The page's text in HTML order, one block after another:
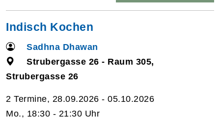
Indisch Kochen
Sadhna Dhawan
Strubergasse 26 - Raum 305,
Strubergasse 26
2 Termine, 28.09.2026 - 05.10.2026
Mo., 18:30 - 21:30 Uhr